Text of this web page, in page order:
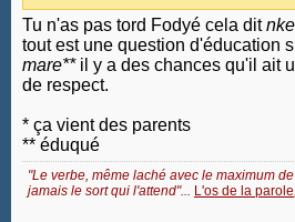
Tu n'as pas tord Fodyé cela dit
tout est une question d'éducation
mare**il y a des chances qu'il ait
de respect.
* ça vient des parents
** éduqué
"Le verbe, même laché avec le maximum
jamais le sort qui l'attend"... L'os de la parole,